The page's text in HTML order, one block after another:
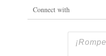
Connect with